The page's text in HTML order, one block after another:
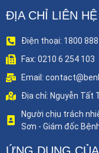
ĐỊA CHỈ LIÊN HỆ
Điện thoại: 1800
Fax: 0210 6 254 103
Email:
Địa chỉ: Nguyễn Tất
Người chịu trách
Sơn - Giám đốc